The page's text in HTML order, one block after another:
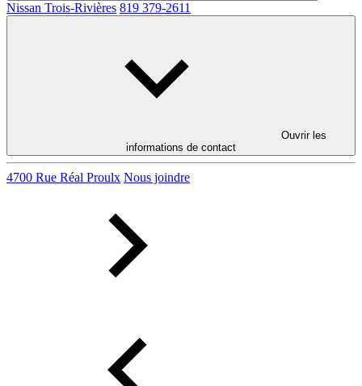
Nissan Trois-Rivières 819 379-2611
Ouvrir les
informations de contact
4700 Rue Réal Proulx Nous joindre